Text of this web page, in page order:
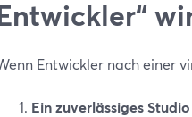
Entwickler nach einer
Ein zuverlässiges